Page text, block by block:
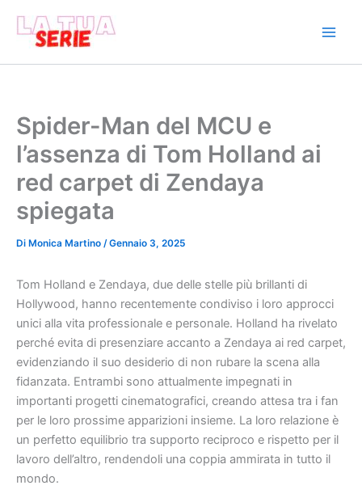
contenuto
Spider-Man del MCU e
l’assenza di Tom Holland ai
red carpet di Zendaya
spiegata
Di Monica Martino /Gennaio 3, 2025
Tom Holland e Zendaya, due delle stelle più brillanti di
Hollywood, hanno recentemente condiviso i loro approcci
unici alla vita professionale e personale. Holland ha rivelato
perché evita di presenziare accanto a Zendaya ai red carpet,
evidenziando il suo desiderio di non rubare la scena alla
fidanzata. Entrambi sono attualmente impegnati in
importanti progetti cinematografici, creando attesa tra i fan
per le loro prossime apparizioni insieme. La loro relazione è
un perfetto equilibrio tra supporto reciproco e rispetto per il
lavoro dell’altro, rendendoli una coppia ammirata in tutto il
mondo.